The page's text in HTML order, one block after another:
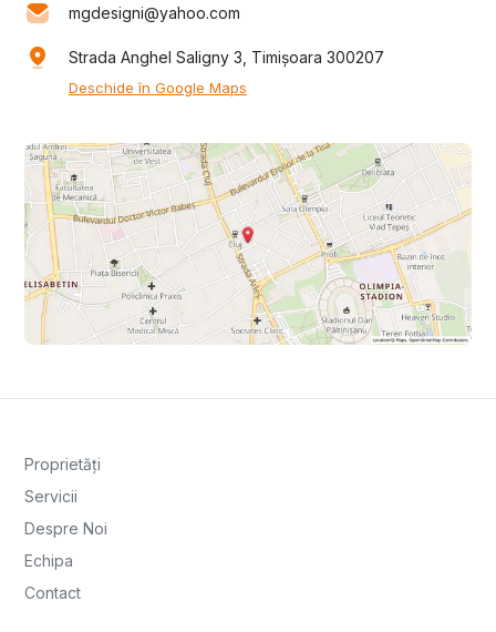
mgdesigni@yahoo.com
Strada Anghel Saligny 3, Timișoara 300207
Deschide în Google Maps
Proprietăți
Servicii
Despre Noi
Echipa
Contact